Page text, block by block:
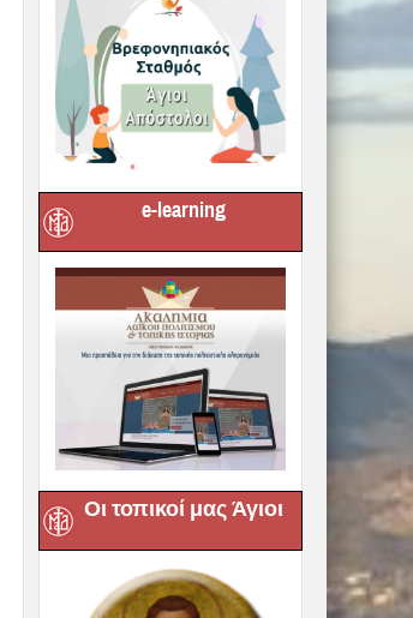
e-learning
Οι τοπικοί μας Άγιοι